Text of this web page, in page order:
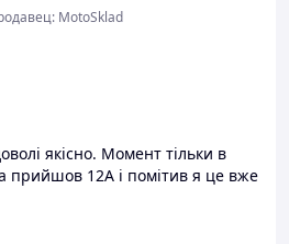
MotoSklad
якісно. Момент тільки в
прийшов 12А і помітив я це вже